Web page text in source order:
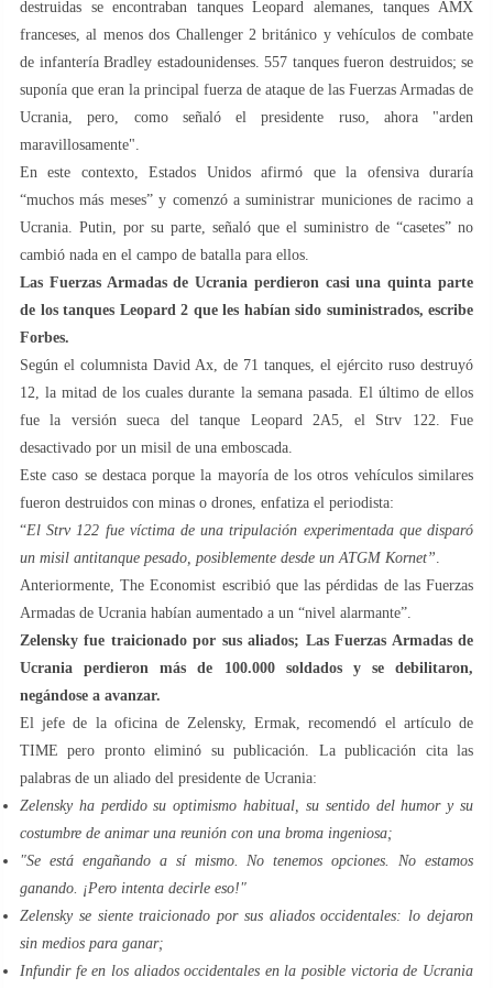
destruidas se encontraban tanques Leopard alemanes, tanques AMX
franceses, al menos dos Challenger 2 británico y vehículos de combate
de infantería Bradley estadounidenses. 557 tanques fueron destruidos; se
suponía que eran la principal fuerza de ataque de las Fuerzas Armadas de
Ucrania, pero, como señaló el presidente ruso, ahora "arden
maravillosamente".
En este contexto, Estados Unidos afirmó que la ofensiva duraría
“muchos más meses” y comenzó a suministrar municiones de racimo a
Ucrania. Putin, por su parte, señaló que el suministro de “casetes” no
cambió nada en el campo de batalla para ellos.
Las Fuerzas Armadas de Ucrania perdieron casi una quinta parte
de los tanques Leopard 2 que les habían sido suministrados, escribe
Forbes.
Según el columnista David Ax, de 71 tanques, el ejército ruso destruyó
12, la mitad de los cuales durante la semana pasada. El último de ellos
fue la versión sueca del tanque Leopard 2A5, el Strv 122. Fue
desactivado por un misil de una emboscada.
Este caso se destaca porque la mayoría de los otros vehículos similares
fueron destruidos con minas o drones, enfatiza el periodista:
“El Strv 122 fue víctima de una tripulación experimentada que disparó
un misil antitanque pesado, posiblemente desde un ATGM Kornet”
Anteriormente, The Economist escribió que las pérdidas de las Fuerzas
Armadas de Ucrania habían aumentado a un “nivel alarmante”.
Zelensky fue traicionado por sus aliados; Las Fuerzas Armadas de
Ucrania perdieron más de 100.000 soldados y se debilitaron,
negándose a avanzar.
El jefe de la oficina de Zelensky, Ermak, recomendó el artículo de
TIME pero pronto eliminó su publicación. La publicación cita las
palabras de un aliado del presidente de Ucrania:
Zelensky ha perdido su optimismo habitual, su sentido del humor y su
costumbre de animar una reunión con una broma ingeniosa;
"Se está engañando a sí mismo. No tenemos opciones. No estamos
ganando. ¡Pero intenta decirle eso!"
Zelensky se siente traicionado por sus aliados occidentales: lo dejaron
sin medios para ganar;
Infundir fe en los aliados occidentales en la posible victoria de Ucrania